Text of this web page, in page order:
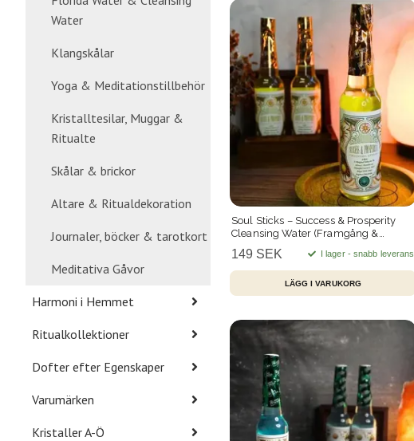
Water
Klangskålar
Yoga & Meditationstillbehör
Kristalltesilar, Muggar &
Ritualte
Skålar & brickor
Altare & Ritualdekoration
Journaler, böcker & tarotkort
Meditativa Gåvor
Harmoni i Hemmet
Ritualkollektioner
Dofter efter Egenskaper
Varumärken
Kristaller A-Ö
Soul Sticks – Success & Prosperity
Cleansing Water (Framgång &
Överflöd) 221 ml
149 SEK I lager - snabb leverans